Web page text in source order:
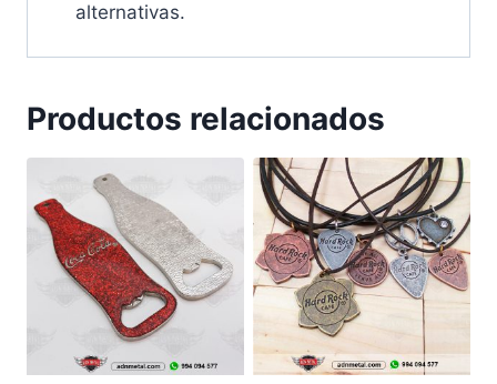
alternativas.
Productos relacionados